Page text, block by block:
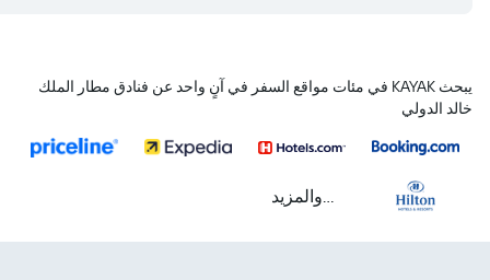
يبحث KAYAK في مئات مواقع السفر في آنٍ واحد عن فنادق مطار الملك
خالد الدولي
...والمزيد